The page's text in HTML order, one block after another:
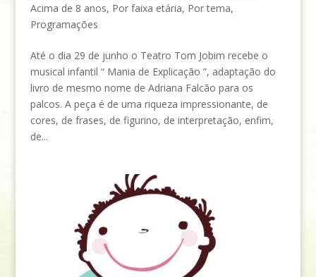
Acima de 8 anos, Por faixa etária, Por tema,
Programações
Até o dia 29 de junho o Teatro Tom Jobim recebe o
musical infantil “ Mania de Explicação ”, adaptação do
livro de mesmo nome de Adriana Falcão para os
palcos. A peça é de uma riqueza impressionante, de
cores, de frases, de figurino, de interpretação, enfim,
de...